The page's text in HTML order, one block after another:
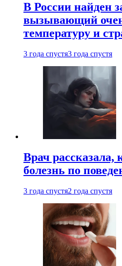
В России найден
вызывающий
температуру и
3 года спустя3 года спустя
Врач рассказала,
болезнь по
3 года спустя2 года спустя